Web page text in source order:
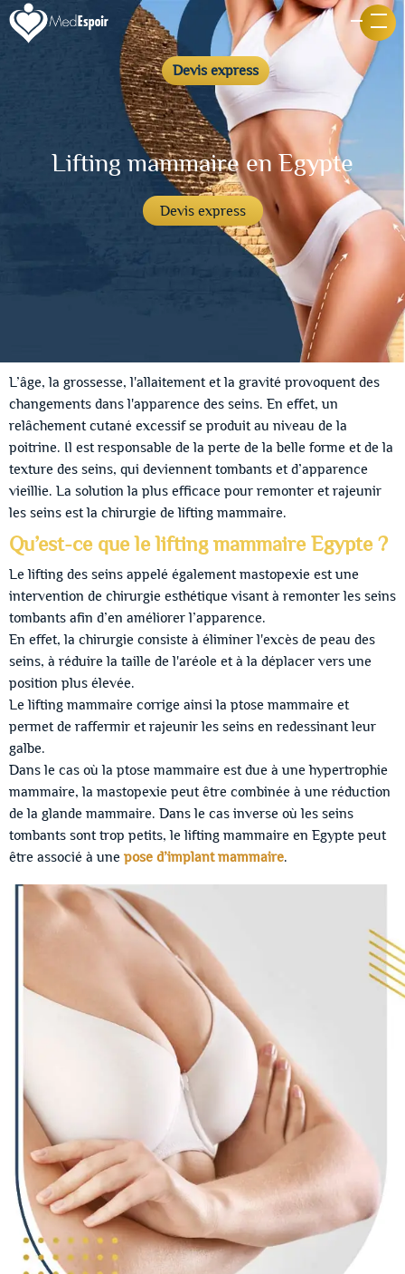
Devis express
Lifting mammaire en Egypte
Devis express
L’âge, la grossesse, l'allaitement et la gravité provoquent des
changements dans l'apparence des seins. En effet, un
relâchement cutané excessif se produit au niveau de la
poitrine. Il est responsable de la perte de la belle forme et de la
texture des seins, qui deviennent tombants et d’apparence
vieillie. La solution la plus efficace pour remonter et rajeunir
les seins est la chirurgie de lifting mammaire.
Qu’est-ce que le lifting mammaire Egypte ?
Le lifting des seins appelé également mastopexie est une
intervention de chirurgie esthétique visant à remonter les seins
tombants afin d’en améliorer l’apparence.
En effet, la chirurgie consiste à éliminer l'excès de peau des
seins, à réduire la taille de l'aréole et à la déplacer vers une
position plus élevée.
Le lifting mammaire corrige ainsi la ptose mammaire et
permet de raffermir et rajeunir les seins en redessinant leur
galbe.
Dans le cas où la ptose mammaire est due à une hypertrophie
mammaire, la mastopexie peut être combinée à une réduction
de la glande mammaire. Dans le cas inverse où les seins
tombants sont trop petits, le lifting mammaire en Egypte peut
être associé à une pose d’implant mammaire.